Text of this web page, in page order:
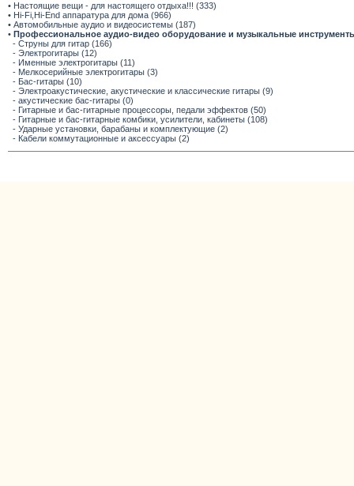
• Настоящие вещи - для настоящего отдыха!!! (333)
• Hi-Fi,Hi-End аппаратура для дома (966)
• Автомобильные аудио и видеосистемы (187)
• Профессиональное аудио-видео оборудование и музыкальные
- Струны для гитар (166)
- Электрогитары (12)
- Именные электрогитары (11)
- Мелкосерийные электрогитары (3)
- Бас-гитары (10)
- Электроакустические, акустические и классические гитары (9)
- акустические бас-гитары (0)
- Гитарные и бас-гитарные процессоры, педали эффектов (50)
- Гитарные и бас-гитарные комбики, усилители, кабинеты (108)
- Ударные установки, барабаны и комплектующие (2)
- Кабели коммутационные и аксессуары (2)